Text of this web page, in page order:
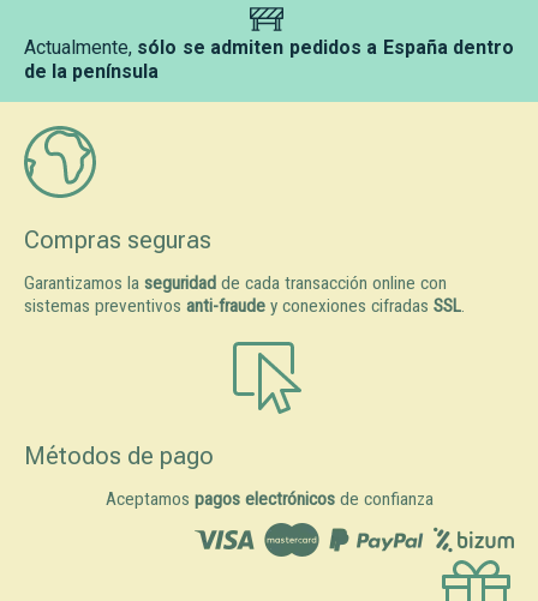
Actualmente, sólo se admiten pedidos a España dentro
de la península
Compras seguras
Garantizamos la seguridad de cada transacción online con
sistemas preventivos anti-fraude y conexiones cifradas SSL.
Métodos de pago
Aceptamos pagos electrónicosde confianza